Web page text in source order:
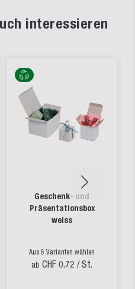
interessieren
Geschenk- und
Präsentationsbox
weiss
Aus 6 Varianten wählen
ab CHF 0.72 / St.